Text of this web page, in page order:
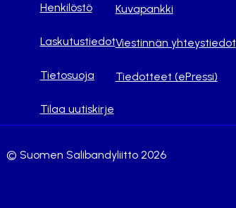
Henkilöstö
Laskutustiedot
Tietosuoja
Tilaa uutiskirje
Kuvapankki
Viestinnän yhteystiedot
Tiedotteet (ePressi)
© Suomen Salibandyliitto 2026